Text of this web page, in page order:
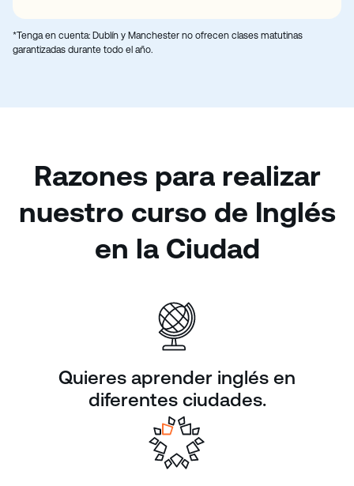
*Tenga en cuenta: Dublín y Manchester no ofrecen clases matutinas
garantizadas durante todo el año.
Razones para realizar
nuestro curso de Inglés
en la Ciudad
Quieres aprender inglés en
diferentes ciudades.